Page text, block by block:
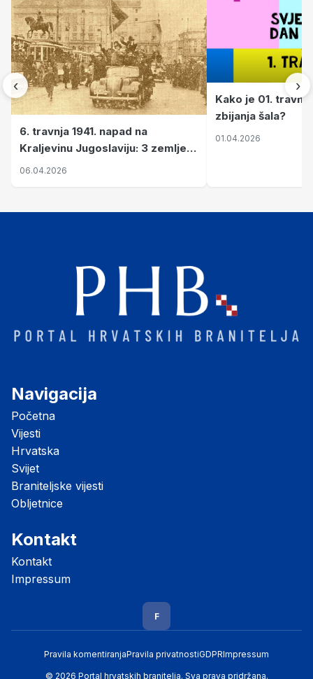
‹
6. travnja 1941. napad na
Kraljevinu Jugoslaviju: 3 zemlje
nastale njenim raspadom
06.04.2026
Kako je 01.
zbijanja šala?
01.04.2026
›
Navigacija
Početna
Vijesti
Hrvatska
Svijet
Braniteljske vijesti
Obljetnice
Kontakt
Kontakt
Impressum
F
Pravila komentiranjaPravila privatnostiGDPRImpressum
© 2026 Portal hrvatskih branitelja. Sva prava pridržana.